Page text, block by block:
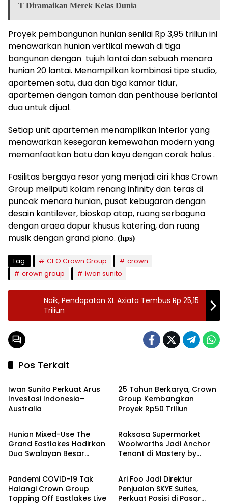
T Diramaikan Merek Kelas Dunia
Proyek pembangunan hunian senilai Rp 3,95 triliun ini
menawarkan hunian vertikal mewah di tiga
bangunan dengan tujuh lantai dan sebuah menara
hunian 20 lantai. Menampilkan kombinasi tipe studio,
apartemen satu, dua dan tiga kamar tidur,
apartemen dengan taman dan penthouse berlantai
dua untuk dijual.
Setiap unit apartemen menampilkan Interior yang
menawarkan kesegaran kemewahan modern yang
memanfaatkan batu dan kayu dengan corak halus .
Fasilitas bergaya resor yang menjadi ciri khas Crown
Group meliputi kolam renang infinity dan teras di
puncak menara hunian, pusat kebugaran dengan
desain kantilever, bioskop atap, ruang serbaguna
dengan araea dapur khusus katering, dan ruang
musik dengan grand piano. (hps)
Tag: CEO Crown Group
crown
crown group
iwan sunito
Naik, Pendapatan XL Axiata Tembus Rp 25,15
Triliun
Pos Terkait
Ekbis
Iwan Sunito Perkuat Arus
Investasi Indonesia–
Australia
25 Tahun Berkarya, Crown
Group Kembangkan
Proyek Rp50 Triliun
Ekbis
Hunian Mixed-Use The
Grand Eastlakes Hadirkan
Dua Swalayan Besar
Ekbis
Raksasa Supermarket
Woolworths Jadi Anchor
Tenant di Mastery by
Ekbis
Pandemi COVID-19 Tak
Halangi Crown Group
Topping Off Eastlakes Live
Ekbis
Ari Foo Jadi Direktur
Penjualan SKYE Suites,
Perkuat Posisi di Pasar